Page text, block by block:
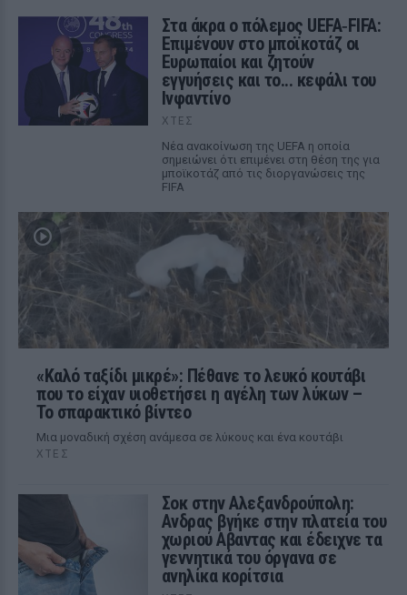
Στα άκρα ο πόλεμος UEFA‑FIFA:
Επιμένουν στο μποϊκοτάζ οι
Ευρωπαίοι και ζητούν
εγγυήσεις και το... κεφάλι του
Ινφαντίνο
ΧΤΕΣ
Νέα ανακοίνωση της UEFA η οποία
σημειώνει ότι επιμένει στη θέση της για
μποϊκοτάζ από τις διοργανώσεις της
FIFA
«Καλό ταξίδι μικρέ»: Πέθανε το λευκό κουτάβι
που το είχαν υιοθετήσει η αγέλη των λύκων –
Το σπαρακτικό βίντεο
Μια μοναδική σχέση ανάμεσα σε λύκους και ένα κουτάβι
ΧΤΕΣ
Σοκ στην Αλεξανδρούπολη:
Ανδρας βγήκε στην πλατεία του
χωριού Αβαντας και έδειχνε τα
γεννητικά του όργανα σε
ανηλίκα κορίτσια